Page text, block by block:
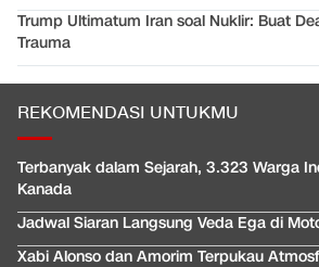
Trump Ultimatum Iran soal Nuklir: Buat
Trauma
REKOMENDASI UNTUKMU
Terbanyak dalam Sejarah, 3.323 Warga
Kanada
Jadwal Siaran Langsung Veda Ega di
Xabi Alonso dan Amorim Terpukau